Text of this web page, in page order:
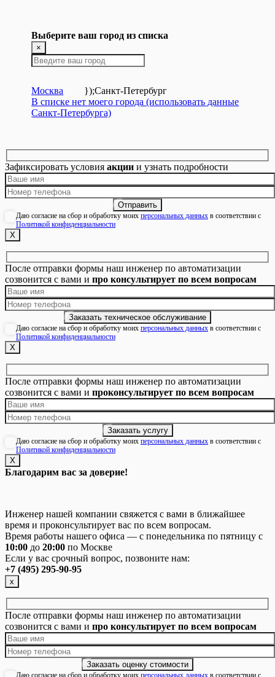
Выберите ваш город из списка
×
Москва });Санкт-Петербург
В списке нет моего города (использовать данные
Санкт-Петербурга)
Зафиксировать условия акции и узнать подробности
Даю согласие на сбор и обработку моих персональных данных в соответствии с
Политикой конфиденциальности
Х
После отправки формы наш инженер по автоматизации
созвонится с вами и про консультирует по всем вопросам
Даю согласие на сбор и обработку моих персональных данных в соответствии с
Политикой конфиденциальности
Х
После отправки формы наш инженер по автоматизации
созвонится с вами и проконсультирует по всем вопросам
Даю согласие на сбор и обработку моих персональных данных в соответствии с
Политикой конфиденциальности
Х
Благодарим вас за доверие!
Инженер нашей компании свяжется с вами в ближайшее
время и проконсультирует вас по всем вопросам.
Время работы нашего офиса — с понедельника по пятницу с
10:00 до 20:00 по Москве
Если у вас срочный вопрос, позвоните нам:
+7 (495) 295-90-95
х
После отправки формы наш инженер по автоматизации
созвонится с вами и про консультирует по всем вопросам
Даю согласие на сбор и обработку моих персональных данных в соответствии с